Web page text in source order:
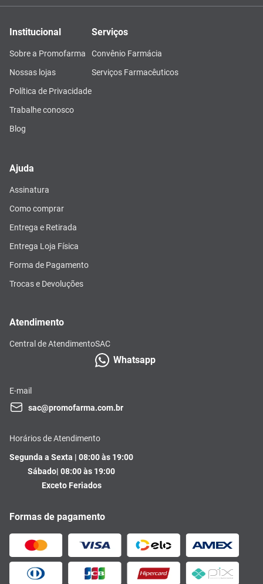
Institucional
Sobre a Promofarma
Nossas lojas
Política de Privacidade
Trabalhe conosco
Blog
Serviços
Convênio Farmácia
Serviços Farmacêuticos
Ajuda
Assinatura
Como comprar
Entrega e Retirada
Entrega Loja Física
Forma de Pagamento
Trocas e Devoluções
Atendimento
Central de AtendimentoSAC
Whatsapp
E-mail
sac@promofarma.com.br
Horários de Atendimento
Segunda a Sexta | 08:00 às 19:00
Sábado| 08:00 às 19:00
Exceto Feriados
Formas de pagamento